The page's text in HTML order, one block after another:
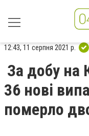
12:43, 11 серпня 2021 р.
За добу на
36 нові
померло